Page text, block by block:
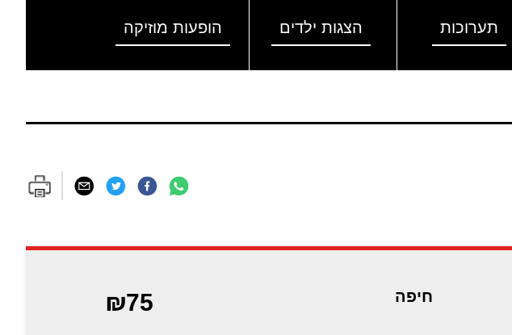
תערוכות הצגות ילדים הופעות מוזיקה
חיפה ₪75